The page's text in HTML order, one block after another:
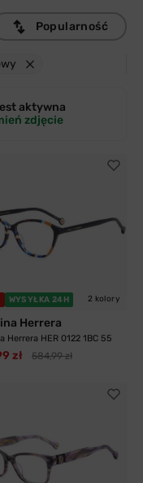
Popularność
aktywna
zdjęcie
WYSYŁKA 24H 2 kolory
Herrera
Herrera HER 0122 1BC 55
zł 584,99 zł